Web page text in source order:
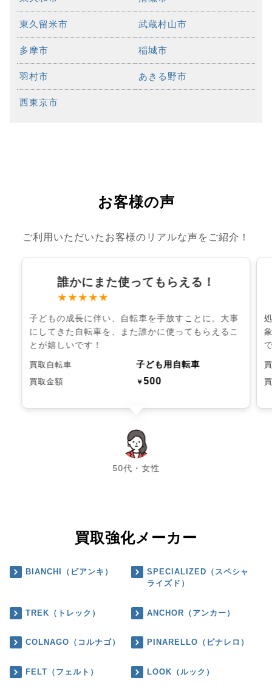
東久留米市 武蔵村山市
多摩市 稲城市
羽村市 あきる野市
西東京市
お客様の声
ご利用いただいたお客様のリアルな声をご紹介！
誰かにまた使ってもらえる！
★★★★★
子どもの成長に伴い、自転車を手放すことに。大事
にしてきた自転車を、また誰かに使ってもらえるこ
とが嬉しいです！
買取自転車 子ども用自転車
買取金額 ￥500
50代・女性
chevron_left chevron_right
買取強化メーカー
BIANCHI（ビアンキ）
SPECIALIZED（スペシャ
ライズド）
TREK（トレック） ANCHOR（アンカー）
COLNAGO（コルナゴ） PINARELLO（ピナレロ）
FELT（フェルト） LOOK（ルック）